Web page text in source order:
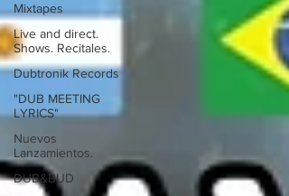
Mixtapes
Live and direct.
Shows. Recitales.
Dubtronik Records
"DUB MEETING
LYRICS"
Nuevos
Lanzamientos.
DUB&BUD